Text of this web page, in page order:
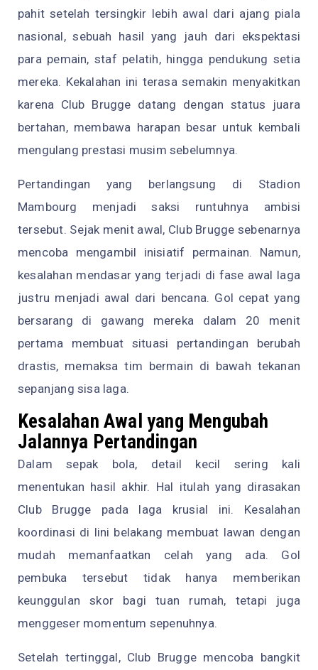
pahit setelah tersingkir lebih awal dari ajang piala
nasional, sebuah hasil yang jauh dari ekspektasi
para pemain, staf pelatih, hingga pendukung setia
mereka. Kekalahan ini terasa semakin menyakitkan
karena Club Brugge datang dengan status juara
bertahan, membawa harapan besar untuk kembali
mengulang prestasi musim sebelumnya.
Pertandingan yang berlangsung di Stadion
Mambourg menjadi saksi runtuhnya ambisi
tersebut. Sejak menit awal, Club Brugge sebenarnya
mencoba mengambil inisiatif permainan. Namun,
kesalahan mendasar yang terjadi di fase awal laga
justru menjadi awal dari bencana. Gol cepat yang
bersarang di gawang mereka dalam 20 menit
pertama membuat situasi pertandingan berubah
drastis, memaksa tim bermain di bawah tekanan
sepanjang sisa laga.
Kesalahan Awal yang Mengubah
Jalannya Pertandingan
Dalam sepak bola, detail kecil sering kali
menentukan hasil akhir. Hal itulah yang dirasakan
Club Brugge pada laga krusial ini. Kesalahan
koordinasi di lini belakang membuat lawan dengan
mudah memanfaatkan celah yang ada. Gol
pembuka tersebut tidak hanya memberikan
keunggulan skor bagi tuan rumah, tetapi juga
menggeser momentum sepenuhnya.
Setelah tertinggal, Club Brugge mencoba bangkit